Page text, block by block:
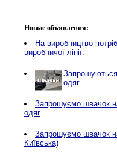
Новые объявления:
Нa виробництво
виробничої лінії.
одяг.
Запрошуємо швачок
одяг
Запрошуємо швачок
Київська)